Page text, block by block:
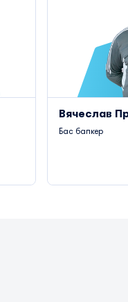
Вячеслав
Бас бапкер